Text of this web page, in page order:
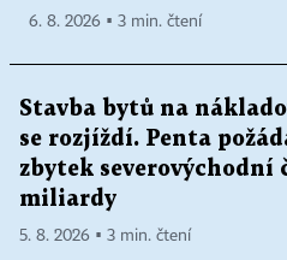
6. 8. 2026 ▪ 3 min. čtení
Stavba bytů na
se rozjíždí. Penta
zbytek severovýchodní
miliardy
5. 8. 2026 ▪ 3 min. čtení